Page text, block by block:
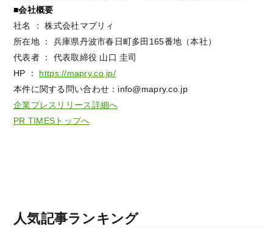
■会社概要
社名 ： 株式会社マプリィ
所在地 ： 兵庫県丹波市春日町多田165番地（本社）
代表者 ： 代表取締役 山口 圭司
HP ： https://mapry.co.jp/
本件に関する問い合わせ：info@mapry.co.jp
企業プレスリリース詳細へ
PR TIMESトップへ
人気記事ランキング